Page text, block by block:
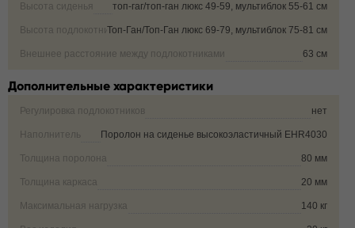
Высота сиденья топ-гаг/топ-ган люкс 49-59, мультиблок 55-61 см
Высота подлокотника от полаТоп-Ган/Топ-Ган люкс 69-79, мультиблок 75-81 см
Внешнее расстояние между подлокотниками 63 см
Дополнительные характеристики
Регулировка подлокотников нет
Наполнитель Поролон на сиденье высокоэластичный EHR4030
Толщина поролона 80 мм
Толщина каркаса 20 мм
Максимальная нагрузка 140 кг